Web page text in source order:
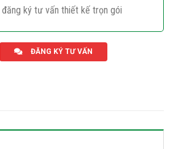
đăng ký tư vấn thiết kế trọn gói
ĐĂNG KÝ TƯ VẤN